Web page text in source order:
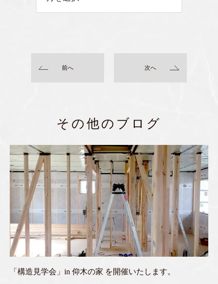
前へ 次へ
その他のブログ
「構造見学会」in 仰木の家 を開催いたします。